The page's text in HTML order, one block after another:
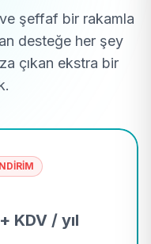
şeffaf bir rakamla
desteğe her şey
çıkan ekstra bir
+ KDV / yıl